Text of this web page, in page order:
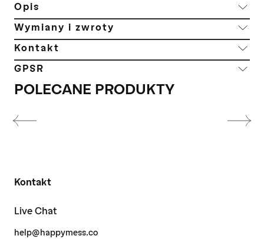
POLECANE PRODUKTY
Opis
Wymiany i zwroty
Kontakt
GPSR
Kontakt
Live Chat
help@happymess.co